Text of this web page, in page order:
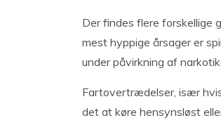
Der findes flere forskellige
mest hyppige årsager er
under påvirkning af
Fartovertrædelser, især
det at køre hensynsløst